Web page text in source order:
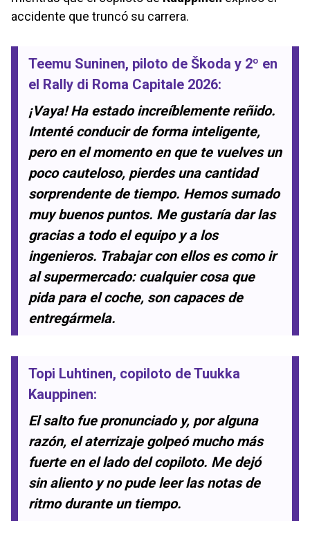
accidente que truncó su carrera.
Teemu Suninen, piloto de Škoda y 2º en
el Rally di Roma Capitale 2026:
¡Vaya! Ha estado increíblemente reñido.
Intenté conducir de forma inteligente,
pero en el momento en que te vuelves un
poco cauteloso, pierdes una cantidad
sorprendente de tiempo. Hemos sumado
muy buenos puntos. Me gustaría dar las
gracias a todo el equipo y a los
ingenieros. Trabajar con ellos es como ir
al supermercado: cualquier cosa que
pida para el coche, son capaces de
entregármela.
Topi Luhtinen, copiloto deTuukka
Kauppinen:
El salto fue pronunciado y, por alguna
razón, el aterrizaje golpeó mucho más
fuerte en el lado del copiloto. Me dejó
sin aliento y no pude leer las notas de
ritmo durante un tiempo.